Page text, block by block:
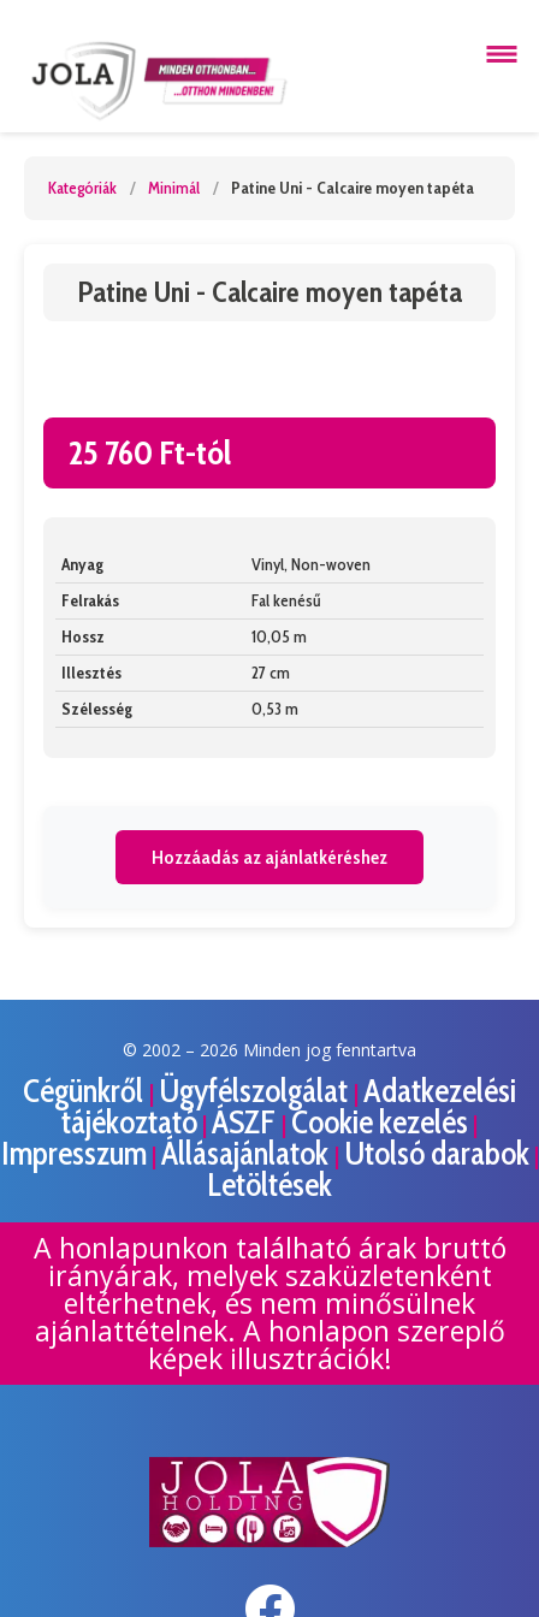
Kategóriák / Minimál / Patine Uni - Calcaire moyen tapéta
Patine Uni - Calcaire moyen tapéta
25 760 Ft-tól
Anyag
Vinyl, Non-woven
Felrakás
Fal kenésű
Hossz
10,05 m
Illesztés
27 cm
Szélesség
0,53 m
Hozzáadás az ajánlatkéréshez
© 2002 – 2026 Minden jog fenntartva
Cégünkről | Ügyfélszolgálat | Adatkezelési
tájékoztató | ÁSZF | Cookie kezelés |
Impresszum| Állásajánlatok | Utolsó darabok|
Letöltések
A honlapunkon található árak bruttó
irányárak, melyek szaküzletenként
eltérhetnek, és nem minősülnek
ajánlattételnek. A honlapon szereplő
képek illusztrációk!